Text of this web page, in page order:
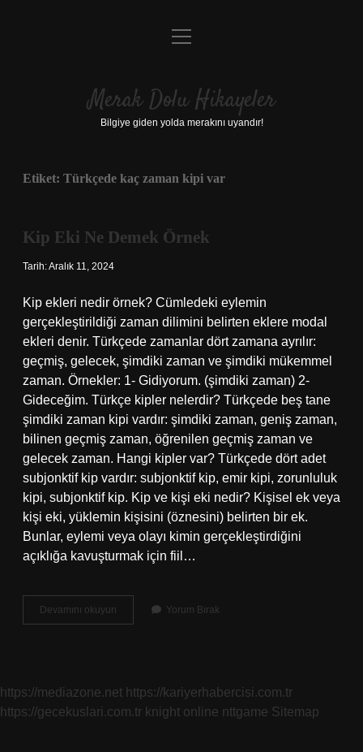
Anasayfa
Yasal Uyarı
menüyü
Merak Dolu Hikayeler
Bilgiye giden yolda merakını uyandır!
Etiket: Türkçede kaç zaman kipi var
Kip Eki Ne Demek Örnek
Tarih: Aralık 11, 2024
Kip ekleri nedir örnek? Cümledeki eylemin
gerçekleştirildiği zaman dilimini belirten eklere modal
ekleri denir. Türkçede zamanlar dört zamana ayrılır:
geçmiş, gelecek, şimdiki zaman ve şimdiki mükemmel
zaman. Örnekler: 1- Gidiyorum. (şimdiki zaman) 2-
Gideceğim. Türkçe kipler nelerdir? Türkçede beş tane
şimdiki zaman kipi vardır: şimdiki zaman, geniş zaman,
bilinen geçmiş zaman, öğrenilen geçmiş zaman ve
gelecek zaman. Hangi kipler var? Türkçede dört adet
subjonktif kip vardır: subjonktif kip, emir kipi, zorunluluk
kipi, subjonktif kip. Kip ve kişi eki nedir? Kişisel ek veya
kişi eki, yüklemin kişisini (öznesini) belirten bir ek.
Bunlar, eylemi veya olayı kimin gerçekleştirdiğini
açıklığa kavuşturmak için fiil…
Devamını okuyun
Eki
Yorum Bırak
https://mediazone.net https://kariyerhabercisi.com.tr
https://gecekuslari.com.tr knight online nttgame Sitemap